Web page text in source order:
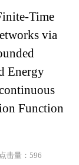
Time
via
Energy
Function
点击量： 596